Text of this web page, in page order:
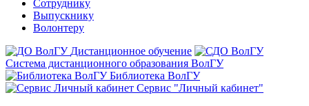
Сотруднику
Выпускнику
Волонтеру
Дистанционное обучение
Система дистанционного образования ВолГУ
Библиотека ВолГУ
Сервис "Личный кабинет"